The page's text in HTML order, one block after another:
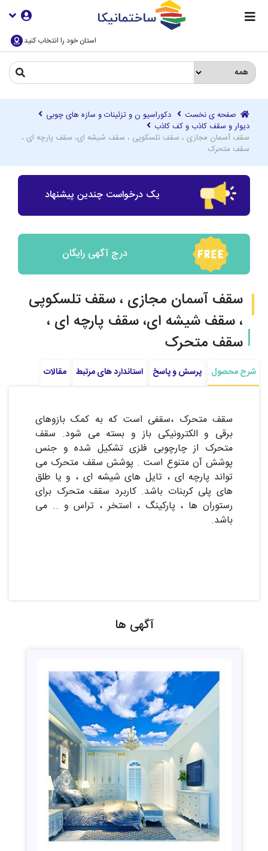
استان خود را انتخاب کنید
صفحه ی نخست
دکوراسیو ن و تزئینات و سازه های چوبی
دیوار و سقف کاذب و کف کاذب
سقف آسمان مجازی ، سقف تلسکوپی ، سقف شیشه ای، سقف پارچه ای ،
سقف متحرک
یک درخواست چندین پیشنهاد
درج آگهی رایگان
سقف آسمان مجازی ، سقف تلسکوپی
، سقف شیشه ای، سقف پارچه ای ،
سقف متحرک
شرح محصول پرسش و پاسخ استاندارد های مرتبط مقالات
سقف متحرک ،سقفی است که به کمک بازوهای
برقی و الکترونیکی باز و بسته می شود. سقف
متحرک از چارچوبی فلزی تشکیل شده و جنس
پوشش آن متنوع است . پوشش سقف متحرک می
تواند پارچه ای ، تایل های شیشه ای ، و یا طلق
های پلی کربنات باشد. کاربرد سقف متحرک برای
رستوران ها ، پارکینگ ، استخر ، تراس و .. می
باشد.
آگهی ها